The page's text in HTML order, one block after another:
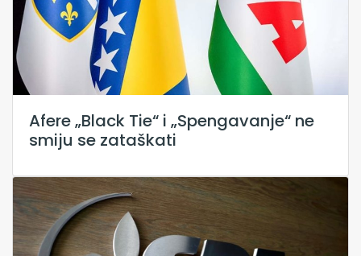
Afere „Black Tie“ i „Spengavanje“ ne
smiju se zataškati